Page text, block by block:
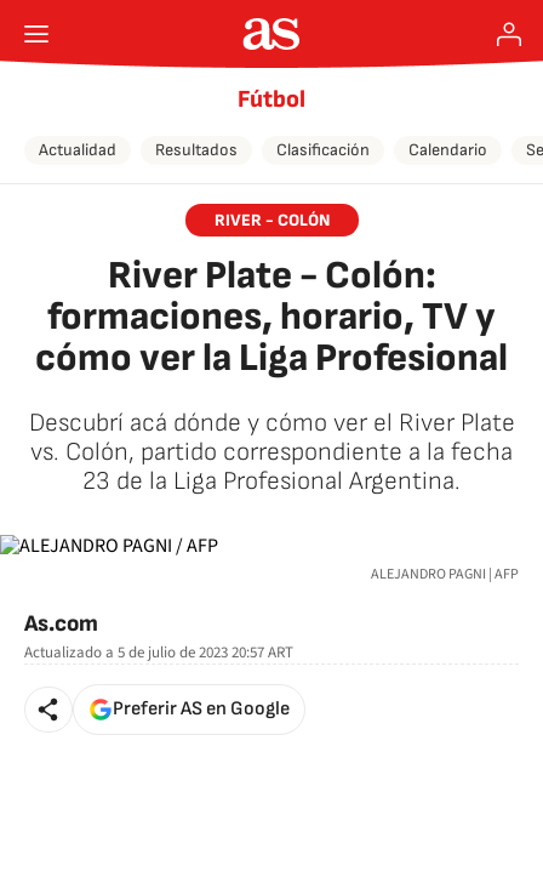
Fútbol
Actualidad Resultados Clasificación Calendario
RIVER - COLÓN
River Plate - Colón:
formaciones, horario, TV y
cómo ver la Liga Profesional
Descubrí acá dónde y cómo ver el River Plate
vs. Colón, partido correspondiente a la fecha
23 de la Liga Profesional Argentina.
ALEJANDRO PAGNI | AFP
As.com
Actualizado a 5 de julio de 2023 20:57ART
Preferir AS en Google